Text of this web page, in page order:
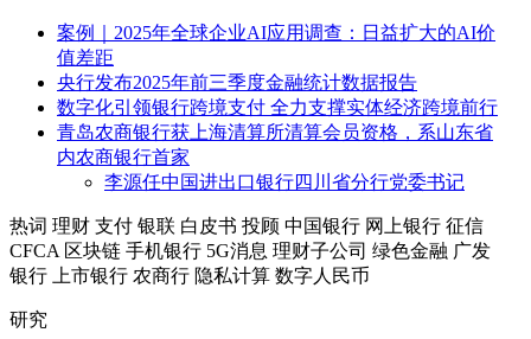
案例｜2025年全球企业AI应用调查：日益扩大的AI价
值差距
央行发布2025年前三季度金融统计数据报告
数字化引领银行跨境支付 全力支撑实体经济跨境前行
青岛农商银行获上海清算所清算会员资格，系山东省
内农商银行首家
李源任中国进出口银行四川省分行党委书记
热词 理财 支付 银联 白皮书 投顾 中国银行 网上银行 征信
CFCA 区块链 手机银行 5G消息 理财子公司 绿色金融 广发
银行
上市银行 农商行 隐私计算 数字人民币
研究